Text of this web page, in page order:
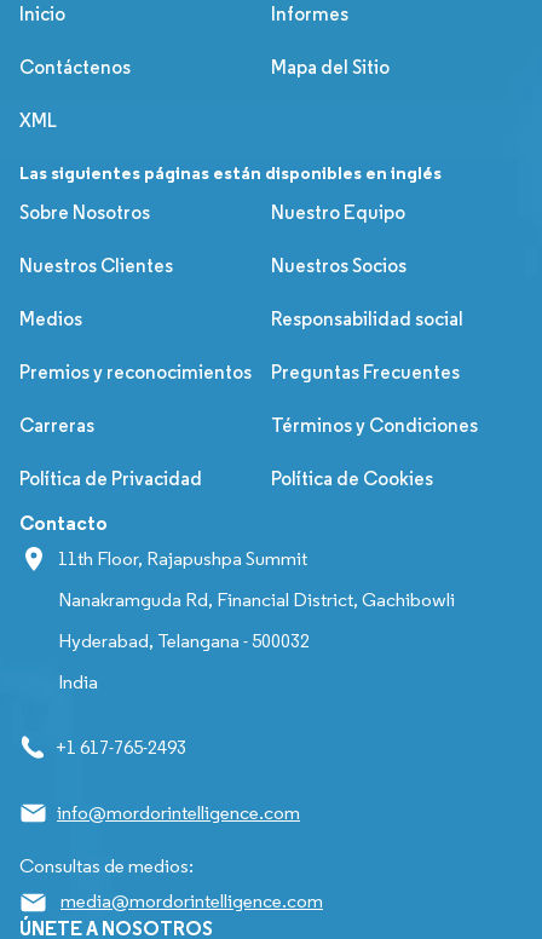
Inicio Informes
Contáctenos Mapa del Sitio
XML
Las siguientes páginas están disponibles en inglés
Sobre Nosotros
Nuestro Equipo
Nuestros Clientes Nuestros Socios
Medios Responsabilidad social
Premios y reconocimientos Preguntas Frecuentes
Carreras Términos y Condiciones
Política de Privacidad Política de Cookies
Contacto
11th Floor, Rajapushpa Summit
Nanakramguda Rd, Financial District, Gachibowli
Hyderabad, Telangana - 500032
India
+1 617-765-2493
info@mordorintelligence.com
Consultas de medios:
media@mordorintelligence.com
ÚNETE A NOSOTROS